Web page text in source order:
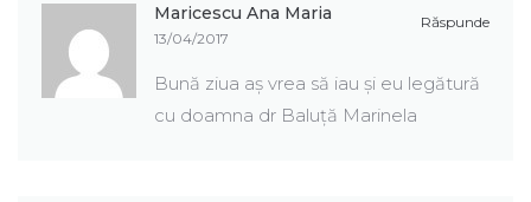
Răspunde
Maricescu Ana Maria
13/04/2017
Bună ziua aș vrea să iau și eu legătură
cu doamna dr Baluță Marinela